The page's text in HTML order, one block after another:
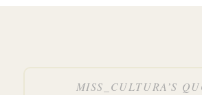
MISS_CULTURA’S